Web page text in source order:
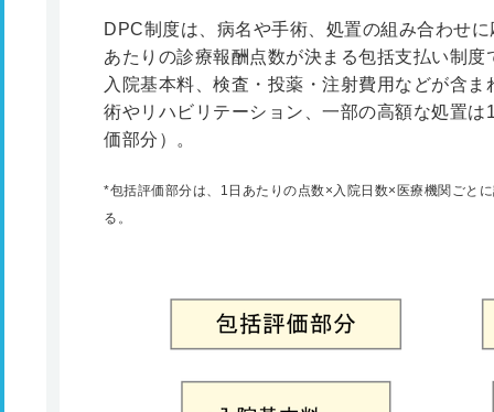
DPC制度は、病名や手術、処置の組み合わせ
あたりの診療報酬点数が決まる包括支払い制
入院基本料、検査・投薬・注射費用などが含ま
術やリハビリテーション、一部の高額な処置
価部分）。
*包括評価部分は、1日あたりの点数×入院日数×医療機関ごと
る。